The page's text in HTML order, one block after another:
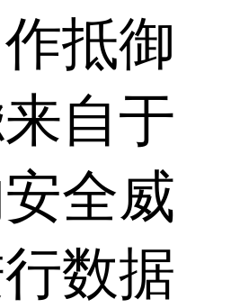
抵御
自于
全威
数据